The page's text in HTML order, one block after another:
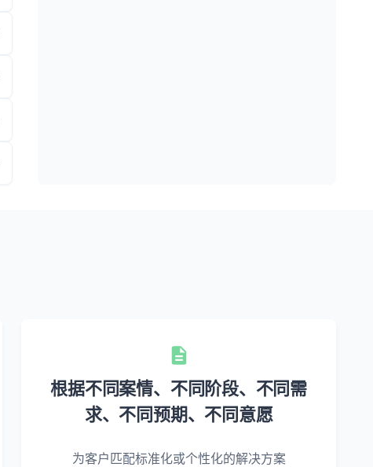
根据不同案情、不同阶段、不同需
求、不同预期、不同意愿
为客户匹配标准化或个性化的解决方案